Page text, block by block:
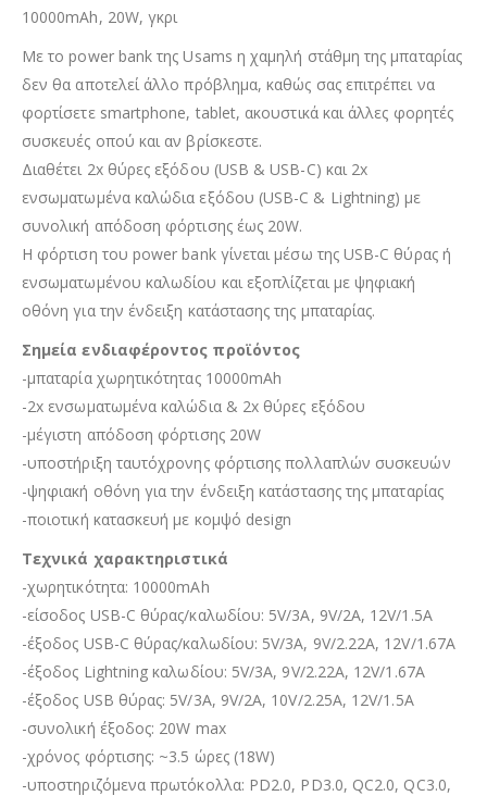
10000mAh, 20W, γκρι
Με το power bank της Usams η χαμηλή στάθμη της μπαταρίας
δεν θα αποτελεί άλλο πρόβλημα, καθώς σας επιτρέπει να
φορτίσετε smartphone, tablet, ακουστικά και άλλες φορητές
συσκευές οπού και αν βρίσκεστε.
Διαθέτει 2x θύρες εξόδου (USB & USB-C) και 2x
ενσωματωμένα καλώδια εξόδου (USB-C & Lightning) με
συνολική απόδοση φόρτισης έως 20W.
Η φόρτιση του power bank γίνεται μέσω της USB-C θύρας ή
ενσωματωμένου καλωδίου και εξοπλίζεται με ψηφιακή
οθόνη για την ένδειξη κατάστασης της μπαταρίας.
Σημεία ενδιαφέροντος προϊόντος
-μπαταρία χωρητικότητας 10000mAh
-2x ενσωματωμένα καλώδια & 2x θύρες εξόδου
-μέγιστη απόδοση φόρτισης 20W
-υποστήριξη ταυτόχρονης φόρτισης πολλαπλών συσκευών
-ψηφιακή οθόνη για την ένδειξη κατάστασης της μπαταρίας
-ποιοτική κατασκευή με κομψό design
Τεχνικά χαρακτηριστικά
-χωρητικότητα: 10000mAh
-είσοδος USB-C θύρας/καλωδίου: 5V/3A, 9V/2A, 12V/1.5A
-έξοδος USB-C θύρας/καλωδίου: 5V/3A, 9V/2.22A, 12V/1.67A
-έξοδος Lightning καλωδίου: 5V/3A, 9V/2.22A, 12V/1.67A
-έξοδος USB θύρας: 5V/3A, 9V/2A, 10V/2.25A, 12V/1.5A
-συνολική έξοδος: 20W max
-χρόνος φόρτισης: ~3.5 ώρες (18W)
-υποστηριζόμενα πρωτόκολλα: PD2.0, PD3.0, QC2.0, QC3.0,